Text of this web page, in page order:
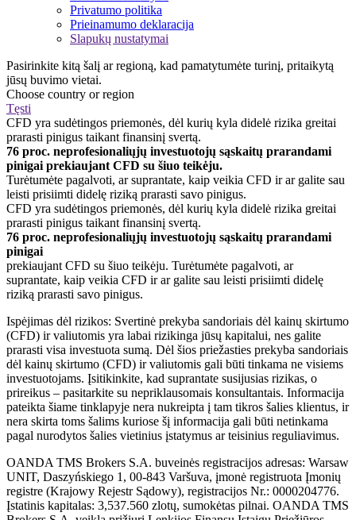
Privatumo politika
Prieinamumo deklaracija
Slapukų nustatymai
Pasirinkite kitą šalį ar regioną, kad pamatytumėte turinį, pritaikytą
jūsų buvimo vietai.
Choose country or region
Tęsti
CFD yra sudėtingos priemonės, dėl kurių kyla didelė rizika greitai
prarasti pinigus taikant finansinį svertą.
76 proc. neprofesionaliųjų investuotojų sąskaitų prarandami
pinigai prekiaujant CFD su šiuo teikėju.
Turėtumėte pagalvoti, ar suprantate, kaip veikia CFD ir ar galite sau
leisti prisiimti didelę riziką prarasti savo pinigus.
CFD yra sudėtingos priemonės, dėl kurių kyla didelė rizika greitai
prarasti pinigus taikant finansinį svertą.
76 proc. neprofesionaliųjų investuotojų sąskaitų prarandami
pinigai
prekiaujant CFD su šiuo teikėju. Turėtumėte pagalvoti, ar
suprantate, kaip veikia CFD ir ar galite sau leisti prisiimti didelę
riziką prarasti savo pinigus.
Ispėjimas dėl rizikos: Svertinė prekyba sandoriais dėl kainų skirtumo
(CFD) ir valiutomis yra labai rizikinga jūsų kapitalui, nes galite
prarasti visa investuota sumą. Dėl šios priežasties prekyba sandoriais
dėl kainų skirtumo (CFD) ir valiutomis gali būti tinkama ne visiems
investuotojams. Įsitikinkite, kad suprantate susijusias rizikas, o
prireikus – pasitarkite su nepriklausomais konsultantais. Informacija
pateikta šiame tinklapyje nera nukreipta į tam tikros šalies klientus, ir
nera skirta toms šalims kuriose šį informacija gali būti netinkama
pagal nurodytos šalies vietinius įstatymus ar teisinius reguliavimus.
OANDA TMS Brokers S.A. buveinės registracijos adresas: Warsaw
UNIT, Daszyńskiego 1, 00-843 Varšuva, įmonė registruota Įmonių
registre (Krajowy Rejestr Sądowy), registracijos Nr.: 0000204776.
Įstatinis kapitalas: 3,537.560 zlotų, sumokėtas pilnai. OANDA TMS